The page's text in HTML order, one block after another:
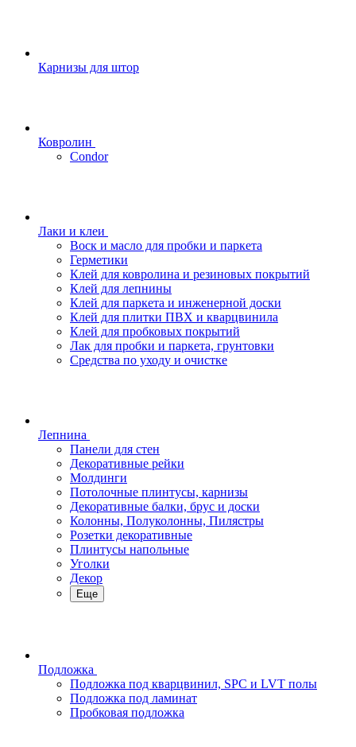
Карнизы для штор
Ковролин
Condor
Лаки и клеи
Воск и масло для пробки и паркета
Герметики
Клей для ковролина и резиновых покрытий
Клей для лепнины
Клей для паркета и инженерной доски
Клей для плитки ПВХ и кварцвинила
Клей для пробковых покрытий
Лак для пробки и паркета, грунтовки
Средства по уходу и очистке
Лепнина
Панели для стен
Декоративные рейки
Молдинги
Потолочные плинтусы, карнизы
Декоративные балки, брус и доски
Колонны, Полуколонны, Пилястры
Розетки декоративные
Плинтусы напольные
Уголки
Декор
Еще
Подложка
Подложка под кварцвинил, SPC и LVT полы
Подложка под ламинат
Пробковая подложка